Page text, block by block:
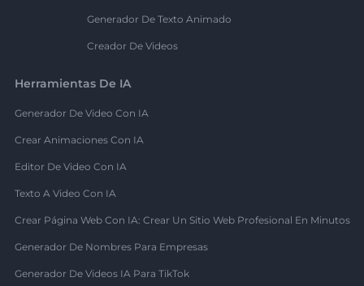
Generador De Texto Animado
Creador De Videos
Herramientas De IA
Generador De Video Con IA
Crear Animaciones Con IA
Editor De Video Con IA
Texto A Video Con IA
Crear Página Web Con IA: Crear Un Sitio Web Profesional En Minutos
Generador De Nombres Para Empresas
Generador De Videos IA Para TikTok